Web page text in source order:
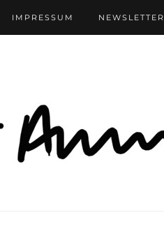
IMPRESSUM NEWSLETTER